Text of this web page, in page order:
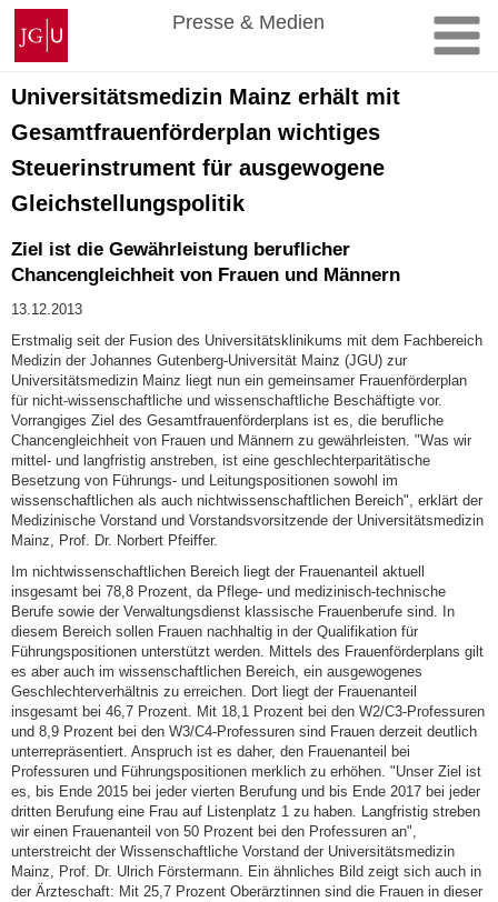
Zum
Inhalt
springen
Johannes
Gutenberg-
Universität
Mainz
Presse & Medien
Universitätsmedizin Mainz erhält mit
Gesamtfrauenförderplan wichtiges
Steuerinstrument für ausgewogene
Gleichstellungspolitik
Ziel ist die Gewährleistung beruflicher
Chancengleichheit von Frauen und Männern
13.12.2013
Erstmalig seit der Fusion des Universitätsklinikums mit dem Fachbereich
Medizin der Johannes Gutenberg-Universität Mainz (JGU) zur
Universitätsmedizin Mainz liegt nun ein gemeinsamer Frauenförderplan
für nicht-wissenschaftliche und wissenschaftliche Beschäftigte vor.
Vorrangiges Ziel des Gesamtfrauenförderplans ist es, die berufliche
Chancengleichheit von Frauen und Männern zu gewährleisten. "Was wir
mittel- und langfristig anstreben, ist eine geschlechterparitätische
Besetzung von Führungs- und Leitungspositionen sowohl im
wissenschaftlichen als auch nichtwissenschaftlichen Bereich", erklärt der
Medizinische Vorstand und Vorstandsvorsitzende der Universitätsmedizin
Mainz, Prof. Dr. Norbert Pfeiffer.
Im nichtwissenschaftlichen Bereich liegt der Frauenanteil aktuell
insgesamt bei 78,8 Prozent, da Pflege- und medizinisch-technische
Berufe sowie der Verwaltungsdienst klassische Frauenberufe sind. In
diesem Bereich sollen Frauen nachhaltig in der Qualifikation für
Führungspositionen unterstützt werden. Mittels des Frauenförderplans gilt
es aber auch im wissenschaftlichen Bereich, ein ausgewogenes
Geschlechterverhältnis zu erreichen. Dort liegt der Frauenanteil
insgesamt bei 46,7 Prozent. Mit 18,1 Prozent bei den W2/C3-Professuren
und 8,9 Prozent bei den W3/C4-Professuren sind Frauen derzeit deutlich
unterrepräsentiert. Anspruch ist es daher, den Frauenanteil bei
Professuren und Führungspositionen merklich zu erhöhen. "Unser Ziel ist
es, bis Ende 2015 bei jeder vierten Berufung und bis Ende 2017 bei jeder
dritten Berufung eine Frau auf Listenplatz 1 zu haben. Langfristig streben
wir einen Frauenanteil von 50 Prozent bei den Professuren an",
unterstreicht der Wissenschaftliche Vorstand der Universitätsmedizin
Mainz, Prof. Dr. Ulrich Förstermann. Ein ähnliches Bild zeigt sich auch in
der Ärzteschaft: Mit 25,7 Prozent Oberärztinnen sind die Frauen in dieser